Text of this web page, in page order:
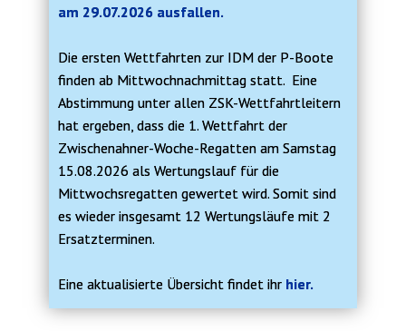
am 29.07.2026 ausfallen.
Die ersten Wettfahrten zur IDM der P-Boote
finden ab Mittwochnachmittag statt. Eine
Abstimmung unter allen ZSK-Wettfahrtleitern
hat ergeben, dass die 1. Wettfahrt der
Zwischenahner-Woche-Regatten am Samstag
15.08.2026 als Wertungslauf für die
Mittwochsregatten gewertet wird. Somit sind
es wieder insgesamt 12 Wertungsläufe mit 2
Ersatzterminen.
Eine aktualisierte Übersicht findet ihr hier.